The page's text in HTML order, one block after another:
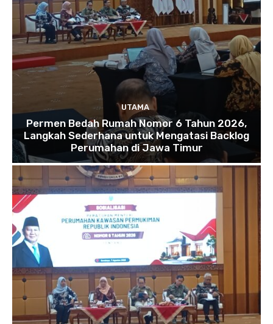
UTAMA
Permen Bedah Rumah Nomor 6 Tahun 2026,
Langkah Sederhana untuk Mengatasi Backlog
Perumahan di Jawa Timur